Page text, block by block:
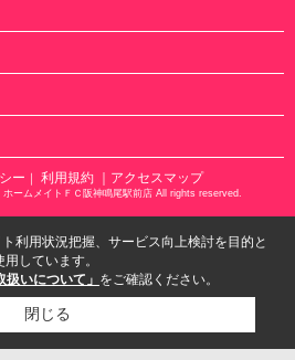
ー ｜ 利用規約 ｜アクセスマップ
ームメイトＦＣ阪神鳴尾駅前店 All rights reserved.
利用状況把握、サービス向上検討を目的と
しています。
扱いについて」 をご確認ください。
閉じる